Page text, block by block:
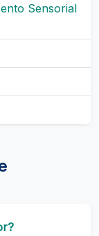
Sensorial